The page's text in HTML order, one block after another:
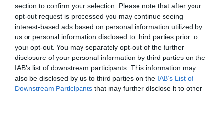
section to confirm your selection. Please note that after your
opt-out request is processed you may continue seeing
interest-based ads based on personal information utilized by
us or personal information disclosed to third parties prior to
your opt-out. You may separately opt-out of the further
disclosure of your personal information by third parties on the
IAB’s list of downstream participants. This information may
also be disclosed by us to third parties on the IAB’s List of
Downstream Participants that may further disclose it to other
3 izdevumi / 6.67 Eur par izdevumu *
*Visas cenas portālā ManiZurnali.lv norādītas € ar PVN.
Žurnālu izdevumu skaits var atšķirties, kā to nosaka Lietošanas
noteikumi